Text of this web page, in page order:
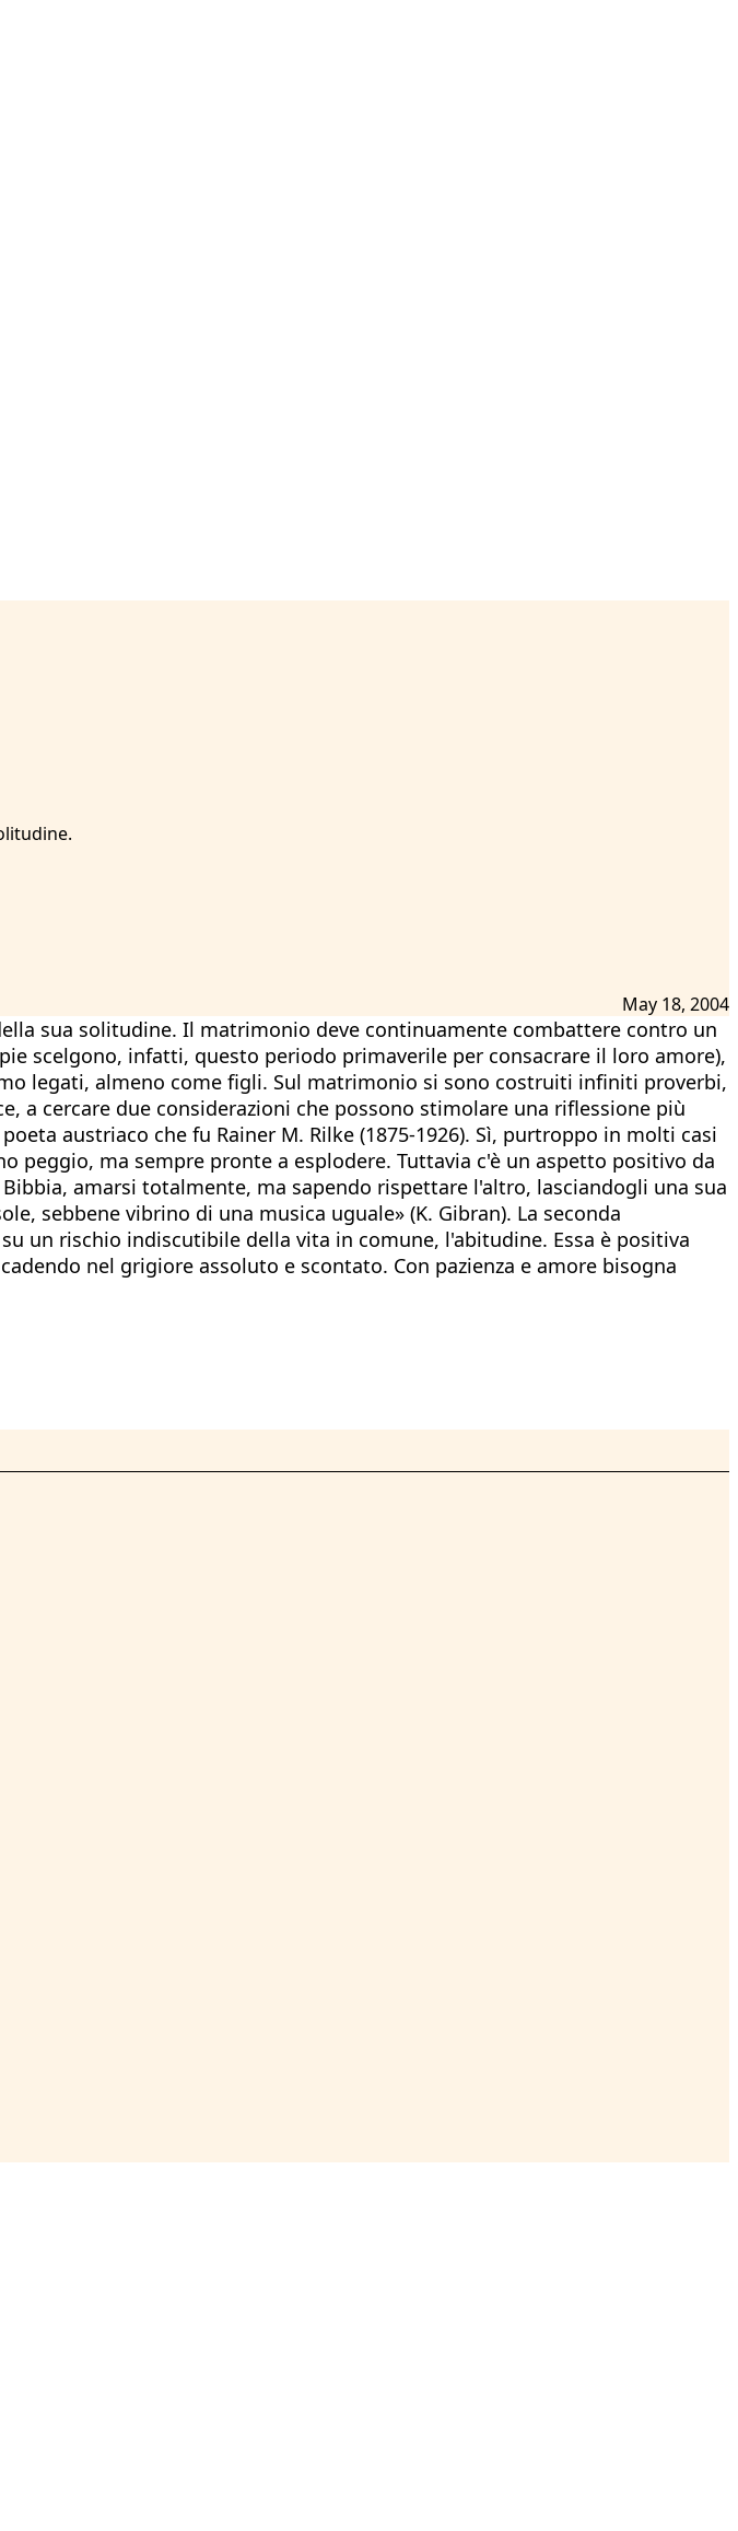
May 18, 2004
sua solitudine. Il matrimonio deve continuamente combattere contro un
scelgono, infatti, questo periodo primaverile per consacrare il loro amore),
legati, almeno come figli. Sul matrimonio si sono costruiti infiniti proverbi,
a cercare due considerazioni che possono stimolare una riflessione più
austriaco che fu Rainer M. Rilke (1875-1926). Sì, purtroppo in molti casi
ma sempre pronte a esplodere. Tuttavia c'è un aspetto positivo da
amarsi totalmente, ma sapendo rispettare l'altro, lasciandogli una sua
sebbene vibrino di una musica uguale» (K. Gibran). La seconda
un rischio indiscutibile della vita in comune, l'abitudine. Essa è positiva
nel grigiore assoluto e scontato. Con pazienza e amore bisogna